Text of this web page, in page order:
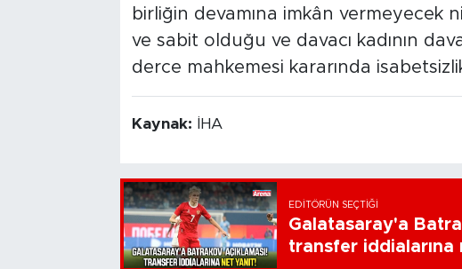
birliğin devamına imkân vermeyecek
ve sabit olduğu ve davacı kadının
derce mahkemesi kararında
Kaynak: İHA
EDITÖRÜN SEÇTIĞI
Galatasaray'a
transfer iddialarına